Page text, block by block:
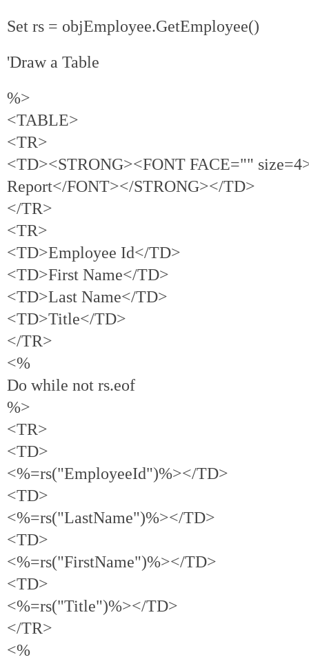
Set rs = objEmployee.GetEmployee()
'Draw a Table
%>
<TABLE>
<TR>
<TD><STRONG><FONT FACE=""
Report</FONT></STRONG></TD>
</TR>
<TR>
<TD>Employee Id</TD>
<TD>First Name</TD>
<TD>Last Name</TD>
<TD>Title</TD>
</TR>
<%
Do while not rs.eof
%>
<TR>
<TD>
<%=rs("EmployeeId")%></TD>
<TD>
<%=rs("LastName")%></TD>
<TD>
<%=rs("FirstName")%></TD>
<TD>
<%=rs("Title")%></TD>
</TR>
<%